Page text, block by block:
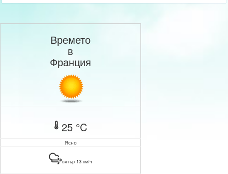
Времето
в
Франция
25 °C
Ясно
вятър 13 км/ч